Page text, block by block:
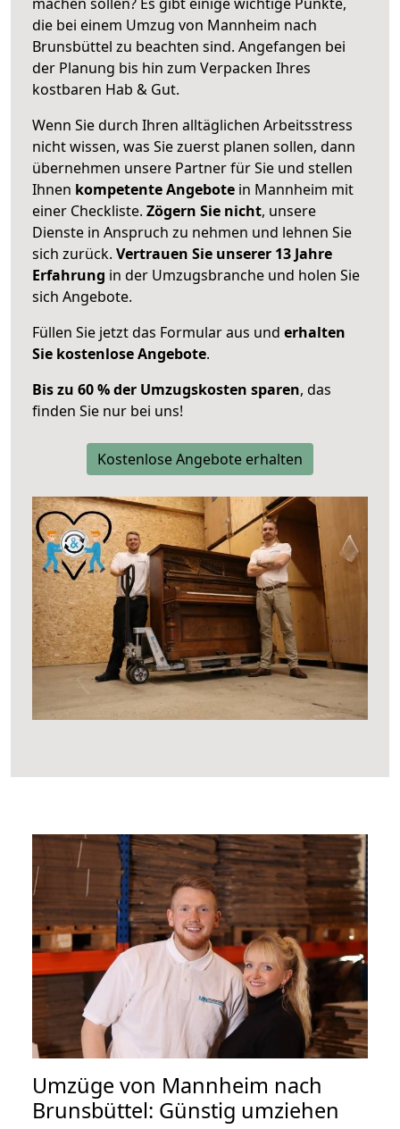
die bei einem Umzug von Mannheim nach
Brunsbüttel zu beachten sind. Angefangen bei
der Planung bis hin zum Verpacken Ihres
kostbaren Hab & Gut.
Wenn Sie durch Ihren alltäglichen Arbeitsstress
nicht wissen, was Sie zuerst planen sollen, dann
übernehmen unsere Partner für Sie und stellen
Ihnen kompetente Angebote in Mannheim mit
einer Checkliste. Zögern Sie nicht, unsere
Dienste in Anspruch zu nehmen und lehnen Sie
sich zurück. Vertrauen Sie unserer 13 Jahre
Erfahrung in der Umzugsbranche und holen Sie
sich Angebote.
Füllen Sie jetzt das Formular aus und erhalten
Sie kostenlose Angebote.
Bis zu 60 % der Umzugskosten sparen, das
finden Sie nur bei uns!
Kostenlose Angebote erhalten
Umzüge von Mannheim nach
Brunsbüttel: Günstig umziehen